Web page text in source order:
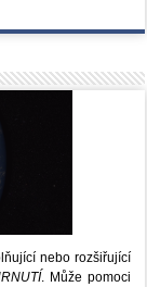
nebo rozšiřující
. Může pomoci